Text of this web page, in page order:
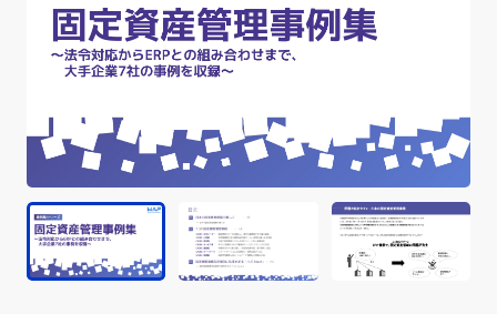
お役立ち情報
会社情報
資料ダウンロード